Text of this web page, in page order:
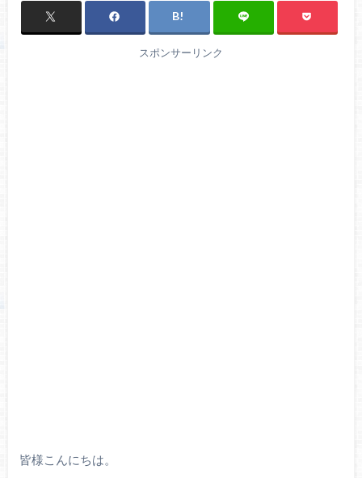
スポンサーリンク
皆様こんにちは。